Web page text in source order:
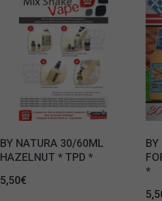
BY NATURA 30/60ML
HAZELNUT * TPD *
5,50€
*